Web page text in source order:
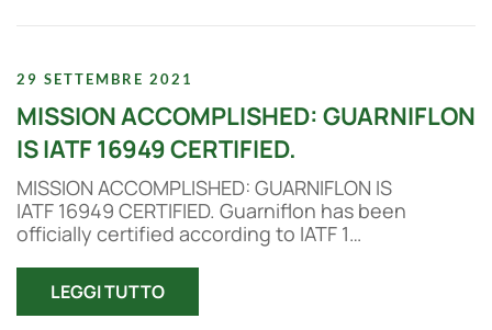
29 SETTEMBRE 2021
MISSION ACCOMPLISHED: GUARNIFLON
IS IATF 16949 CERTIFIED.
MISSION ACCOMPLISHED: GUARNIFLON IS
IATF 16949 CERTIFIED. Guarniflon has been
officially certified according to IATF 1…
LEGGI TUTTO